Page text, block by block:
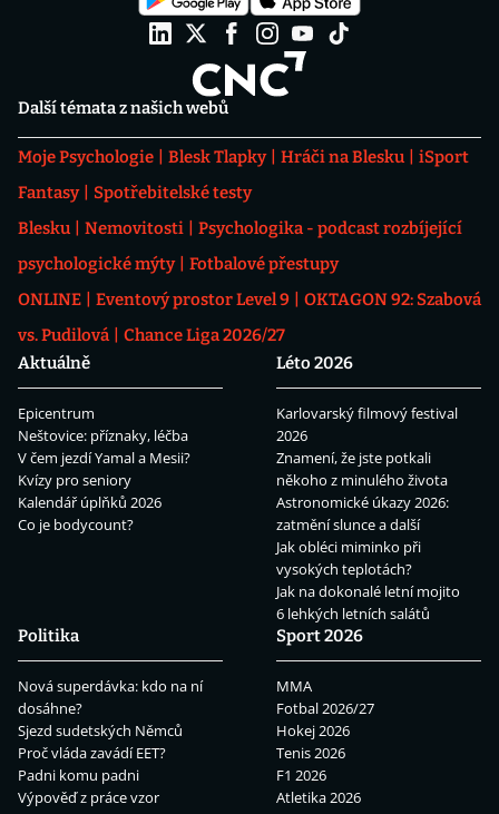
Další témata z našich webů
Moje Psychologie Blesk Tlapky Hráči na Blesku
iSport
Fantasy
Spotřebitelské testy
Blesku
Nemovitosti
Psychologika - podcast rozbíjející
psychologické mýty
Fotbalové přestupy
ONLINE
Eventový prostor Level 9
OKTAGON 92: Szabová
vs. Pudilová
Chance Liga 2026/27
Aktuálně
Epicentrum
Neštovice: příznaky, léčba
V čem jezdí Yamal a Mesii?
Kvízy pro seniory
Kalendář úplňků 2026
Co je bodycount?
Léto 2026
Karlovarský filmový festival
2026
Znamení, že jste potkali
někoho z minulého života
Astronomické úkazy 2026:
zatmění slunce a další
Jak obléci miminko při
vysokých teplotách?
Jak na dokonalé letní mojito
6 lehkých letních salátů
Politika
Nová superdávka: kdo na ní
dosáhne?
Sjezd sudetských Němců
Proč vláda zavádí EET?
Padni komu padni
Výpověď z práce vzor
Sport 2026
MMA
Fotbal 2026/27
Hokej 2026
Tenis 2026
F1 2026
Atletika 2026